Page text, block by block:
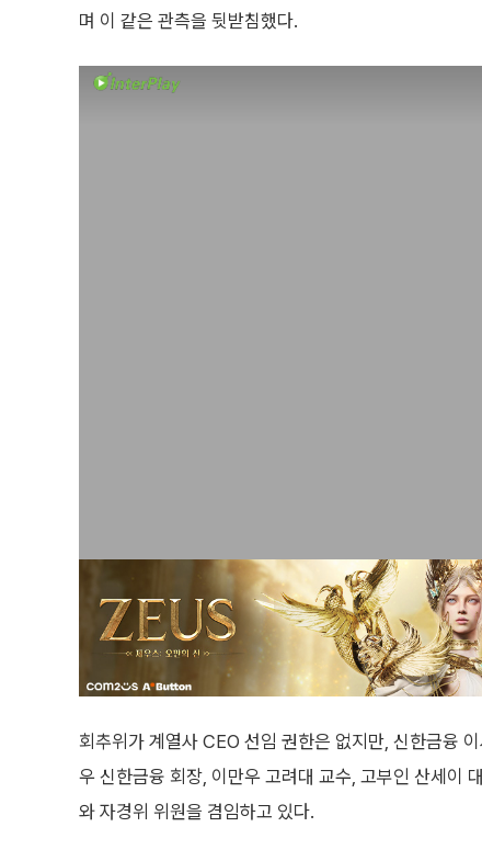
며 이 같은 관측을 뒷받침했다.
회추위가 계열사 CEO 선임 권한은 없지만, 신한금융
우 신한금융 회장, 이만우 고려대 교수, 고부인 산세이
와 자경위 위원을 겸임하고 있다.